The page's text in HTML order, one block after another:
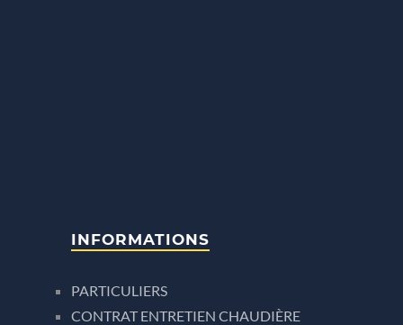
INFORMATIONS
PARTICULIERS
CONTRAT ENTRETIEN CHAUDIÈRE